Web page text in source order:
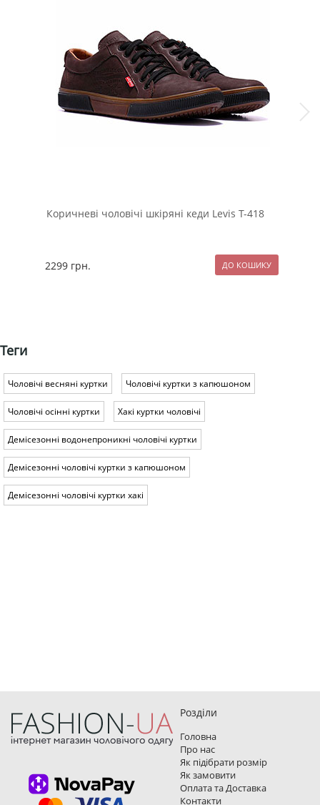
Коричневі чоловічі шкіряні кеди Levis Т-418
2299 грн.
Теги
Чоловічі весняні куртки Чоловічі куртки з капюшоном
Чоловічі осінні куртки Хакі куртки чоловічі
Демісезонні водонепроникні чоловічі куртки
Демісезонні чоловічі куртки з капюшоном
Демісезонні чоловічі куртки хакі
Розділи
Головна
Про нас
Як підібрати розмір
Як замовити
Оплата та Доставка
Контакти